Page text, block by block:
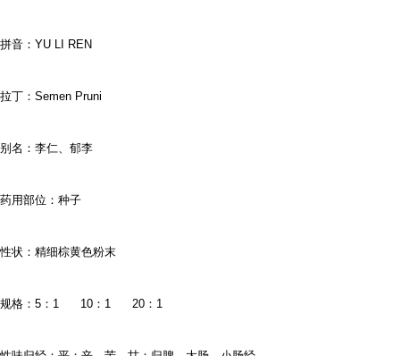
拼音： YU LI REN
拉丁： Semen Pruni
别名：李仁、郁李
药用部位：种子
性状：精细棕黄色粉末
规格： 5 ： 1 10 ： 1 20 ： 1